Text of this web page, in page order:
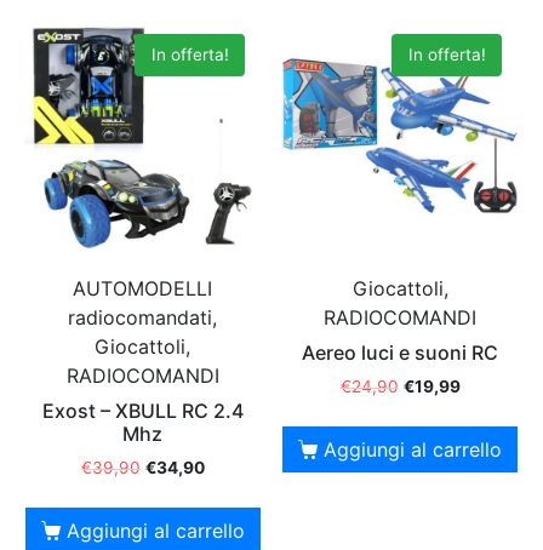
In offerta!
AUTOMODELLI
radiocomandati,
Giocattoli,
RADIOCOMANDI
Exost – XBULL RC 2.4
Mhz
€39,90 €34,90
Aggiungi al carrello
In offerta!
Giocattoli,
RADIOCOMANDI
Aereo luci e suoni RC
€24,90 €19,99
Aggiungi al carrello